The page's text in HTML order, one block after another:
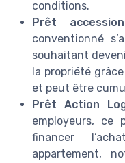
conditions.
Prêt
conventionné
souhaitant
la propriété
et peut être
Prêt Action
employeurs,
financer
appartement,